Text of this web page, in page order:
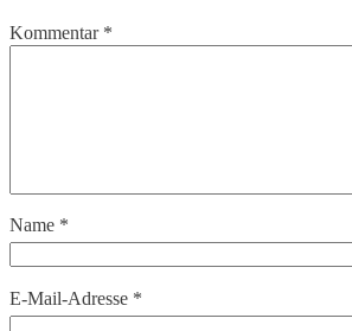
Kommentar *
Name *
E-Mail-Adresse *